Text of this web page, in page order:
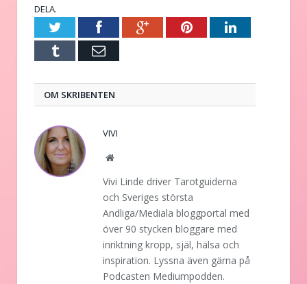
DELA.
TwitterFacebookGoogle+PinterestLinkedIn
Tumblr E-
OM SKRIBENTEN
VIVI
Website
Vivi Linde driver Tarotguiderna
och Sveriges största
Andliga/Mediala bloggportal med
över 90 stycken bloggare med
inriktning kropp, själ, hälsa och
inspiration. Lyssna även gärna på
Podcasten Mediumpodden.